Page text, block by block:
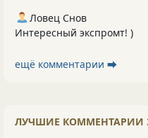
Ловец Снов
Интересный экспромт! )
ещё комментарии ⮕
ЛУЧШИЕ КОММЕНТАРИИ